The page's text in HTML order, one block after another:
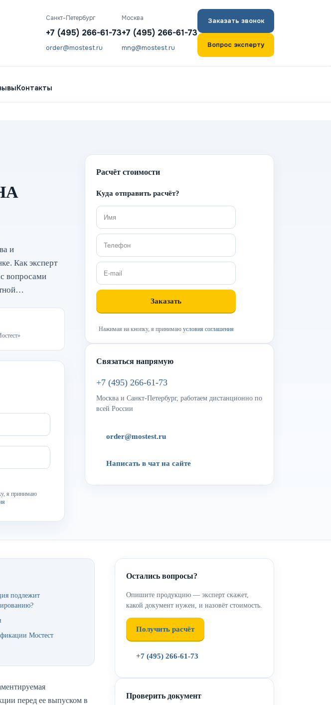
Санкт-Петербург
+7 (495) 266-61-73
order@mostest.ru
Москва
+7 (495) 266-61-73
mng@mostest.ru
Заказать звонок
Вопрос эксперту
Контакты
и
Как эксперт
вопросами
я принимаю
Расчёт стоимости
Куда отправить расчёт?
Нажимая на кнопку, я принимаю условия соглашения
Связаться напрямую
+7 (495) 266-61-73
Москва и Санкт-Петербург, работаем дистанционно по
всей России
order@mostest.ru
Написать в чат на сайте
подлежит
Мостест
перед ее выпуском в
Остались вопросы?
Опишите продукцию — эксперт скажет,
какой документ нужен, и назовёт стоимость.
Получить расчёт
+7 (495) 266-61-73
Проверить документ